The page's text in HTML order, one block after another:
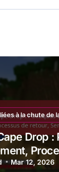
à la chute de
Drop :
Mar 12, 2026